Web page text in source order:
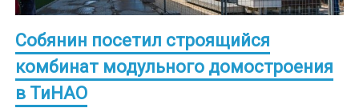
Собянин посетил строящийся
комбинат модульного домостроения
в ТиНАО